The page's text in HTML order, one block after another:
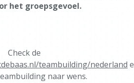
het groepsgevoel.
Check de
teambuilding/nederland
naar wens.